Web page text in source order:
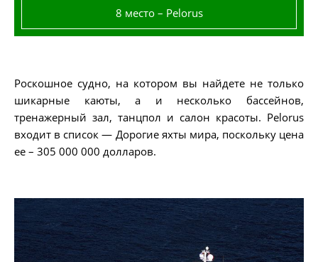
8 место – Pelorus
Роскошное судно, на котором вы найдете не только
шикарные каюты, а и несколько бассейнов,
тренажерный зал, танцпол и салон красоты. Pelorus
входит в список — Дорогие яхты мира, поскольку цена
ее – 305 000 000 долларов.